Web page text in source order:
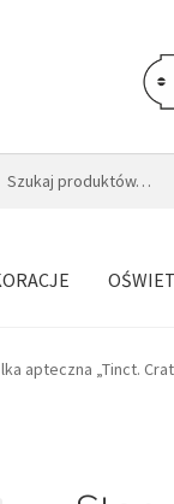
apteczna „Tinct.